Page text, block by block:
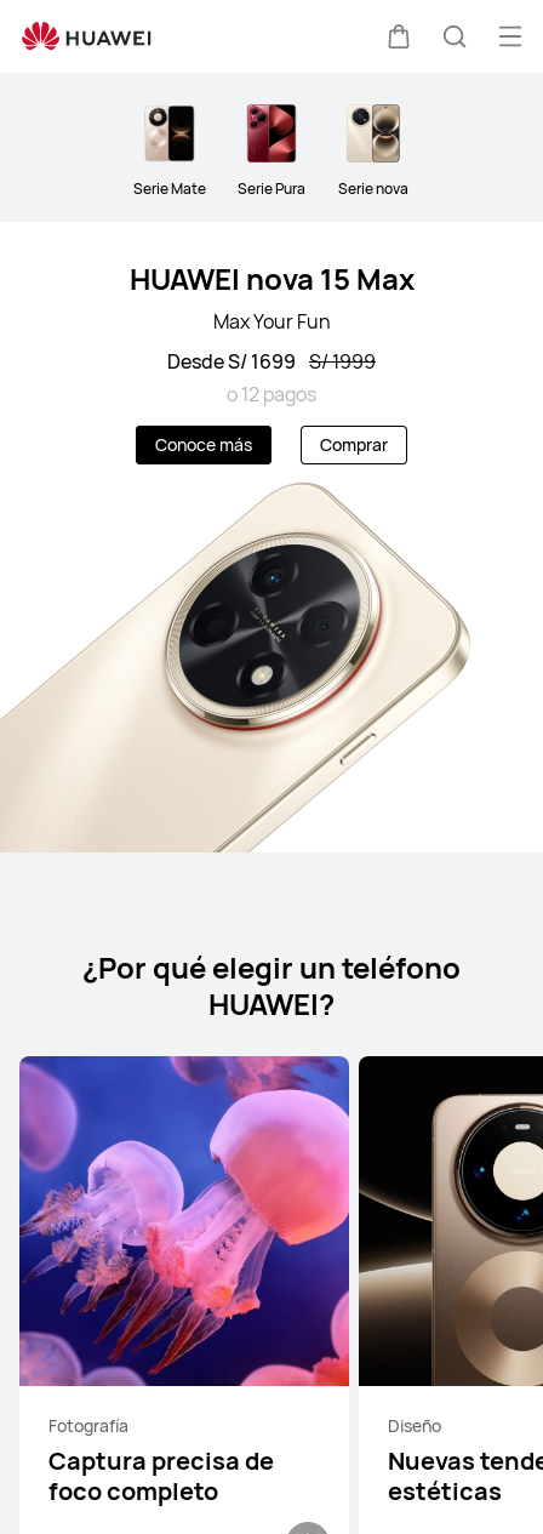
Phones
Serie Mate Serie Pura Serie nova
HUAWEI nova 15 Max
Max Your Fun
Desde S/ 1699 S/ 1999
o 12 pagos
Conoce más Comprar
¿Por qué elegir un teléfono
HUAWEI?
Fotografía
Captura precisa de
foco completo
Diseño
Nuevas
estéticas